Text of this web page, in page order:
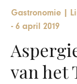
Gastronomie
-6 april 2019
van het